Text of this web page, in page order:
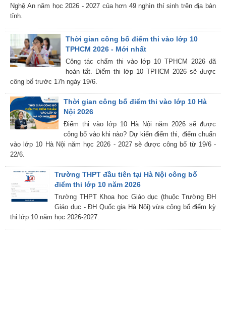
Nghệ An năm học 2026 - 2027 của hơn 49 nghìn thí sinh trên địa bàn
tỉnh.
Thời gian công bố điểm thi vào lớp 10
TPHCM 2026 - Mới nhất
Công tác chấm thi vào lớp 10 TPHCM 2026 đã
hoàn tất. Điểm thi lớp 10 TPHCM 2026 sẽ được
công bố trước 17h ngày 19/6.
Thời gian công bố điểm thi vào lớp 10 Hà
Nội 2026
Điểm thi vào lớp 10 Hà Nội năm 2026 sẽ được
công bố vào khi nào? Dự kiến điểm thi, điểm chuẩn
vào lớp 10 Hà Nội năm học 2026 - 2027 sẽ được công bố từ 19/6 -
22/6.
Trường THPT đầu tiên tại Hà Nội công bố
điểm thi lớp 10 năm 2026
Trường THPT Khoa học Giáo dục (thuộc Trường ĐH
Giáo dục - ĐH Quốc gia Hà Nội) vừa công bố điểm kỳ
thi lớp 10 năm học 2026-2027.